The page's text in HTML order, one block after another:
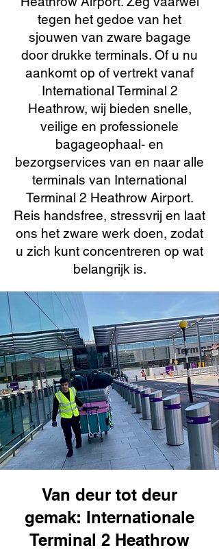
tegen het gedoe van het
sjouwen van zware bagage
door drukke terminals. Of u nu
aankomt op of vertrekt vanaf
International Terminal 2
Heathrow, wij bieden snelle,
veilige en professionele
bagageophaal- en
bezorgservices van en naar alle
terminals van International
Terminal 2 Heathrow Airport.
Reis handsfree, stressvrij en laat
ons het zware werk doen, zodat
u zich kunt concentreren op wat
belangrijk is.
Van deur tot deur
gemak: Internationale
Terminal 2 Heathrow